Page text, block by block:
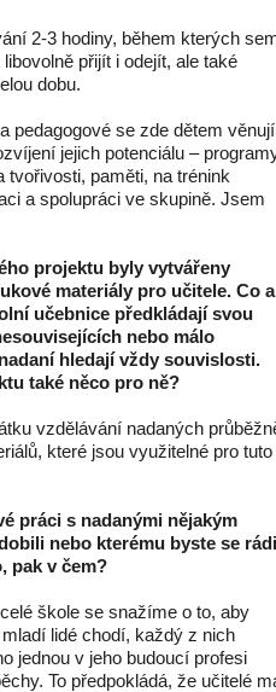
2-3 hodiny, během kterých
přijít i odejít, ale také
dobu.
se zde dětem
jejich potenciálu –
paměti, na trénink
a spolupráci ve skupině. Jsem
projektu byly vytvářeny
materiály pro učitele. Co
učebnice předkládají svou
nebo málo
hledají vždy souvislosti.
také něco pro ně?
vzdělávání nadaných
které jsou využitelné pro tuto
práci s nadanými nějakým
nebo kterému byste se rádi
pak v čem?
škole se snažíme o to, aby
lidé chodí, každý z nich
jednou v jeho budoucí profesi
To předpokládá, že učitelé